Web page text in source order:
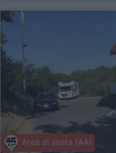
Area di sosta (AA)